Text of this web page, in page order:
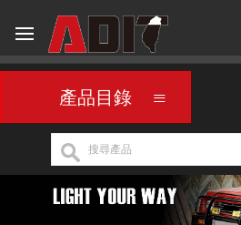
產品目錄